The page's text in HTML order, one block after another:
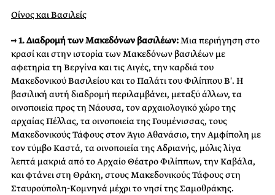
Οίνος και Bασιλείς
→ 1. Διαδρομή των Μακεδόνων βασιλέων:Μια περιήγηση στο
κρασί και στην ιστορία των Μακεδόνων βασιλέων με
αφετηρία τη Βεργίνα και τις Αιγές, την καρδιά του
Μακεδονικού Βασιλείου και το Παλάτι του Φιλίππου Β′. Η
βασιλική αυτή διαδρομή περιλαμβάνει, μεταξύ άλλων, τα
οινοποιεία προς τη Νάουσα, τον αρχαιολογικό χώρο της
αρχαίας Πέλλας, τα οινοποιεία της Γουμένισσας, τους
Μακεδονικούς Τάφους στον Άγιο Αθανάσιο, την Αμφίπολη με
τον τύμβο Καστά, τα οινοποιεία της Αδριανής, μόλις λίγα
λεπτά μακριά από το Αρχαίο Θέατρο Φιλίππων, την Καβάλα,
και φτάνει στη Θράκη, στους Μακεδονικούς Τάφους στη
Σταυρούπολη-Κομνηνά μέχρι το νησί της Σαμοθράκης.